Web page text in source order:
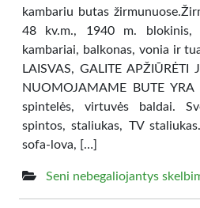
kambariu butas
48 kv.m., 1940 m. blokinis,
kambariai, balkonas, vonia ir
LAISVAS, GALITE APŽIŪRĖTI
NUOMOJAMAME BUTE
spintelės, virtuvės baldai.
spintos, staliukas, TV
sofa-lova, […]
Seni nebegaliojantys